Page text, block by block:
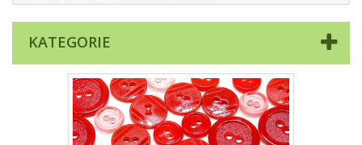
KATEGORIE